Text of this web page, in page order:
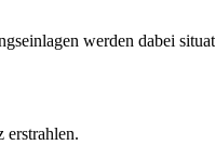
werden dabei
erstrahlen.